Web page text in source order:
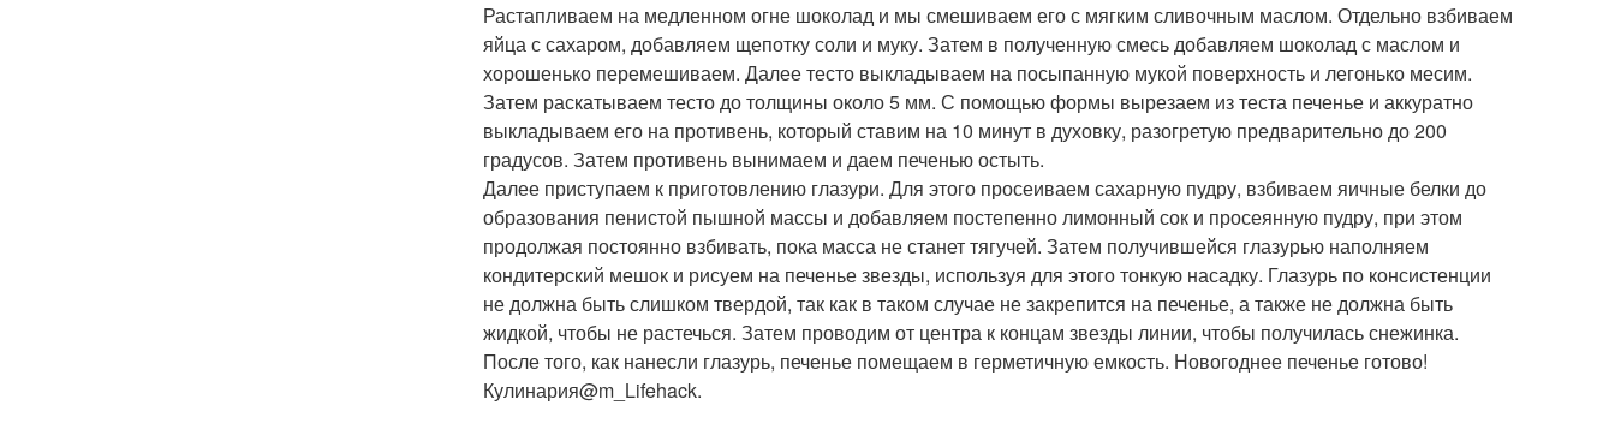
Растапливаем на медленном огне шоколад и мы смешиваем его с мягким сливочным маслом. Отдельно взбиваем
яйца с сахаром, добавляем щепотку соли и муку. Затем в полученную смесь добавляем шоколад с маслом и
хорошенько перемешиваем. Далее тесто выкладываем на посыпанную мукой поверхность и легонько месим.
Затем раскатываем тесто до толщины около 5 мм. С помощью формы вырезаем из теста печенье и аккуратно
выкладываем его на противень, который ставим на 10 минут в духовку, разогретую предварительно до 200
градусов. Затем противень вынимаем и даем печенью остыть.
Далее приступаем к приготовлению глазури. Для этого просеиваем сахарную пудру, взбиваем яичные белки до
образования пенистой пышной массы и добавляем постепенно лимонный сок и просеянную пудру, при этом
продолжая постоянно взбивать, пока масса не станет тягучей. Затем получившейся глазурью наполняем
кондитерский мешок и рисуем на печенье звезды, используя для этого тонкую насадку. Глазурь по консистенции
не должна быть слишком твердой, так как в таком случае не закрепится на печенье, а также не должна быть
жидкой, чтобы не растечься. Затем проводим от центра к концам звезды линии, чтобы получилась снежинка.
После того, как нанесли глазурь, печенье помещаем в герметичную емкость. Новогоднее печенье готово!
Кулинария@m_Lifehack.